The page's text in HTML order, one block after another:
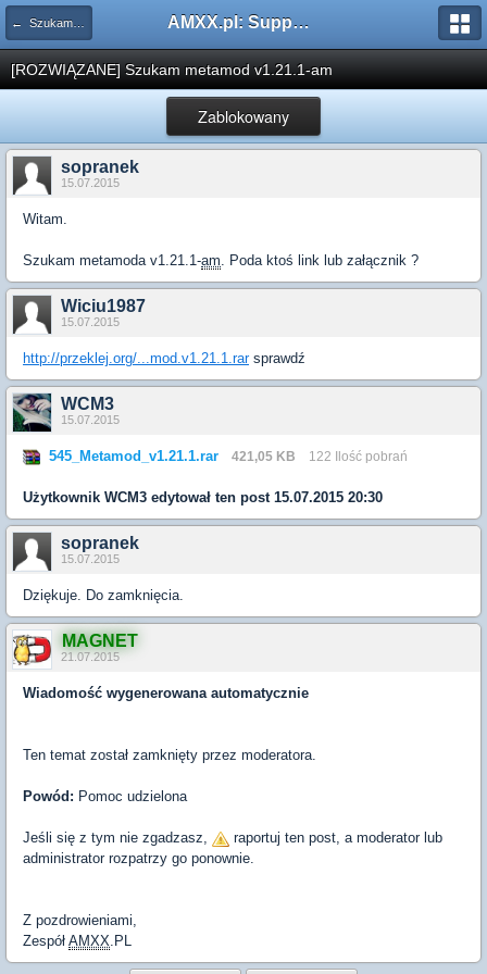
← Szukam pluginu AMXX.pl: Support AMX Mod X i SourceMod
[ROZWIĄZANE] Szukam metamod v1.21.1-am
Zablokowany
sopranek
15.07.2015
Witam.
Szukam metamoda v1.21.1-am. Poda ktoś link lub załącznik ?
Wiciu1987
15.07.2015
http://przeklej.org/...mod.v1.21.1.rarsprawdź
WCM3
15.07.2015
545_Metamod_v1.21.1.rar 421,05 KB 122 Ilość pobrań
Użytkownik WCM3 edytował ten post 15.07.2015 20:30
sopranek
15.07.2015
Dziękuje. Do zamknięcia.
MAGNET
21.07.2015
Wiadomość wygenerowana automatycznie
Ten temat został zamknięty przez moderatora.
Powód: Pomoc udzielona
Jeśli się z tym nie zgadzasz,
raportuj ten post, a moderator lub
administrator rozpatrzy go ponownie.
Z pozdrowieniami,
Zespół AMXX.PL